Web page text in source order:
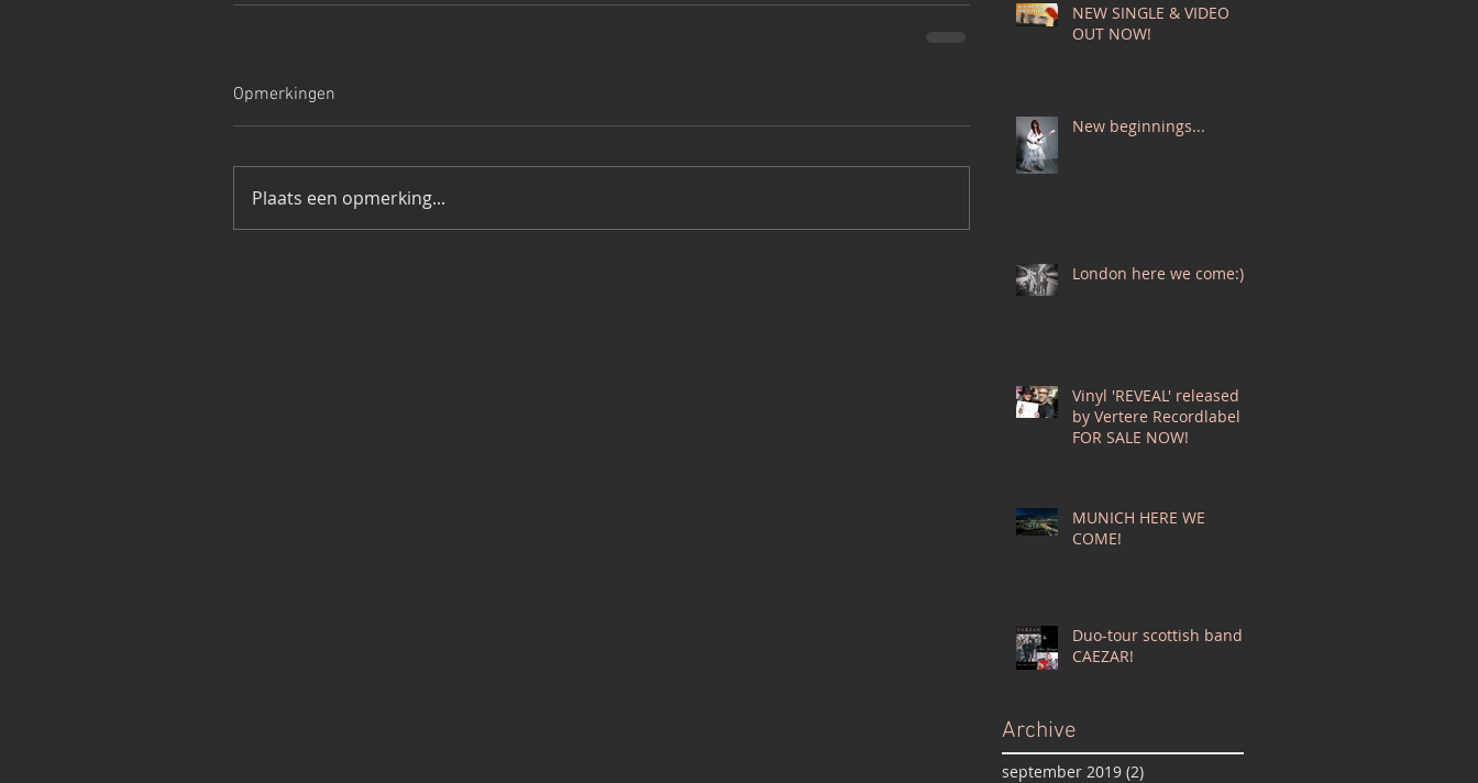
Opmerkingen
Plaats een opmerking...
NEW SINGLE & VIDEO
OUT NOW!
New beginnings...
London here we come:)
Vinyl 'REVEAL' released
by Vertere Recordlabel
FOR SALE NOW!
MUNICH HERE WE
COME!
Duo-tour scottish band
CAEZAR!
Archive
september 2019 (2)